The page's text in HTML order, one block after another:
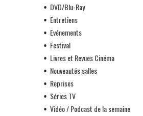
DVD/Blu-Ray
Entretiens
Evénements
Festival
Livres et Revues Cinéma
Nouveautés salles
Reprises
Séries TV
Vidéo / Podcast de la semaine